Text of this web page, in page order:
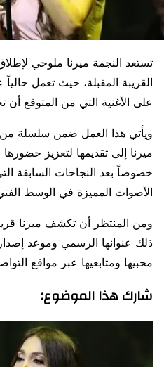
تستعد النجمة ميرنا ملوحي
القريبة المقبلة، حيث تعمل
على الأغنية التي من المتوقع
ويأتي هذا العمل ضمن سلسلة من
ميرنا إلى تقديمها لتعزيز حضورها
خصوصاً بعد النجاحات السابقة
الأصوات المميزة في الوسط
ومن المنتظر أن تكشف ميرنا
ذلك عنوانها الرسمي وموعد
محبيها ومتابعيها عبر مواقع
شارك هذا الموضوع: